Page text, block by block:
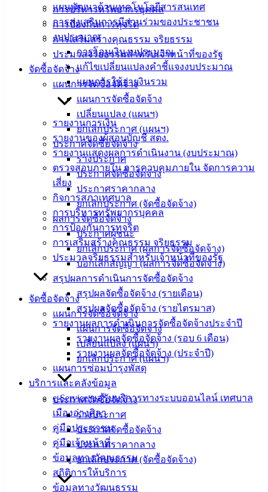
การบริหารทรัพยากรบุคคล
การป้องกันการทุจริต
การเสริมสร้างคุณธรรม จริยธรรม
ประมวลจริยธรรมสำหรับเจ้าหน้าที่ของรัฐ
จัดซื้อจัดจ้าง
แผนการจัดซื้อจัดจ้าง
แผนการจัดซื้อจัดจ้าง
เปลี่ยนแปลง (แผนฯ)
ยกเลิกประกาศ (แผนฯ)
ประกาศจัดซื้อจัดจ้าง
ร่างประกาศ
ประกาศจัดซื้อจัดจ้าง
ประกาศราคากลาง
ยกเลิกประกาศ (จัดซื้อจัดจ้าง)
ผลการจัดซื้อจัดจ้าง
ประกาศผู้ชนะ
ยกเลิกประกาศ (ผลการจัดซื้อจัดจ้าง)
บอกเลิกสัญญา (ผลการจัดซื้อจัดจ้าง)
สรุปผลการดำเนินการจัดซื้อจัดจ้าง
สรุปผลจัดซื้อจัดจ้าง (รายเดือน)
สรุปผลจัดซื้อจัดจ้าง (รายไตรมาส)
รายงานผลการดำเนินการจัดซื้อจัดจ้างประจำปี
รายงานผลจัดซื้อจัดจ้าง (รอบ 6 เดือน)
รายงานผลจัดซื้อจัดจ้าง (ประจำปี)
แผนการซ่อมบำรุงพัสดุ
บริการและคลังข้อมูล
e-Service ขอรับบริการทางระบบออนไลน์ เทศบาล
เมืองอ่างศิลา
คู่มือประชาชน
คู่มือเจ้าหน้าที่
ข้อมูลทางวัฒนธรรม
สถิติการให้บริการ
ข้อมูลทางวัฒนธรรม
แผนพัฒนาด้านเทคโนโลยีสารสนเทศ
การส่งเสริมการมีส่วนร่วมของประชาชน
งบประมาณ
การโอนเงินงบประมาณ
แก้ไขเปลี่ยนแปลงคำชี้แจงงบประมาณ
แผนการใช้จ่ายงินรวม
รายงานการเงิน
รายงานของผู้สอบบัญชี สตง.
รายงานแสดงผลการดำเนินงาน (งบประมาณ)
ตรวจสอบภายใน การควบคุมภายใน จัดการความ
เสี่ยง
กิจการสภาเทศบาล
การบริหารทรัพยากรบุคคล
การป้องกันการทุจริต
การเสริมสร้างคุณธรรม จริยธรรม
ประมวลจริยธรรมสำหรับเจ้าหน้าที่ของรัฐ
จัดซื้อจัดจ้าง
แผนการจัดซื้อจัดจ้าง
แผนการจัดซื้อจัดจ้าง
เปลี่ยนแปลง (แผนฯ)
ยกเลิกประกาศ (แผนฯ)
ประกาศจัดซื้อจัดจ้าง
ร่างประกาศ
ประกาศจัดซื้อจัดจ้าง
ประกาศราคากลาง
ยกเลิกประกาศ (จัดซื้อจัดจ้าง)
สายตรง
นายก
ประวัติ
เทศบาล
ผู้บริหาร
ส่วน
ราชการ
สภา
เทศบาล
สงวนลิขสิทธิ์ © 2563 เทศบาลเมืองอ่างศิลา จังหวัดชลบุรี |
angsilacity.go.th | Powered byBuuscript